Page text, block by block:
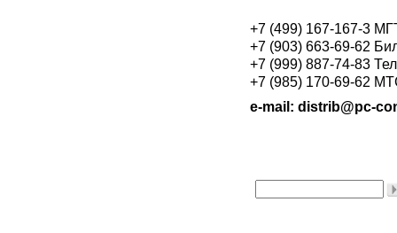
+7 (499) 167-167-3
+7 (903) 663-69-62
+7 (999) 887-74-83
+7 (985) 170-69-62
e-mail: distrib@pc-